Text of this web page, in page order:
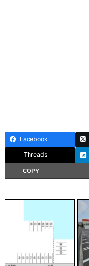
Facebook
Threads
COPY